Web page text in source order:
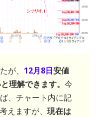
が、 12月8日安値
理解できます。 今
、チャート内に記
えますが、 現在は